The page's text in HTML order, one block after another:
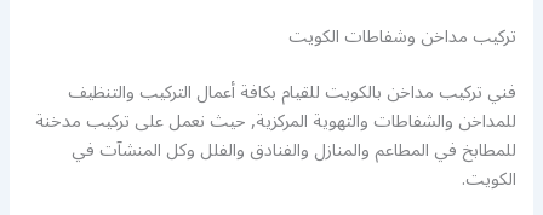
تركيب مداخن وشفاطات الكويت
فني تركيب مداخن بالكويت للقيام بكافة أعمال التركيب والتنظيف
للمداخن والشفاطات والتهوية المركزية, حيث نعمل على تركيب مدخنة
للمطابخ في المطاعم والمنازل والفنادق والفلل وكل المنشآت في
الكويت.